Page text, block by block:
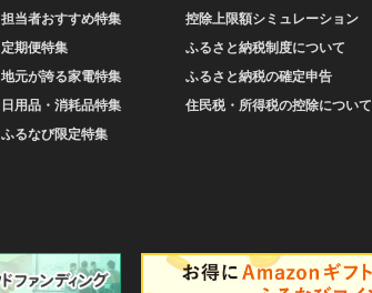
担当者おすすめ特集
定期便特集
地元が誇る家電特集
日用品・消耗品特集
ふるなび限定特集
控除上限額シミュレーション
ふるさと納税制度について
ふるさと納税の確定申告
住民税・所得税の控除について